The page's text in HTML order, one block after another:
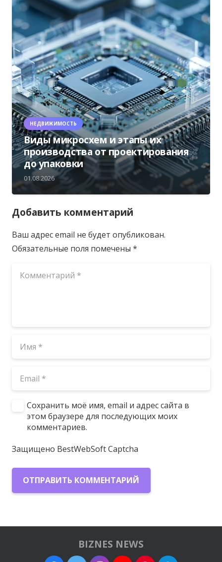
НЕДВИЖИМОСТЬ
Виды микросхем и этапы их
производства от проектирования
до упаковки
01.08.2026
Добавить комментарий
Ваш адрес email не будет опубликован.
Обязательные поля помечены *
Сохранить моё имя, email и адрес сайта в
этом браузере для последующих моих
комментариев.
Защищено BestWebSoft Captcha
ОТПРАВИТЬ КОММЕНТАРИЙ
BIZNES NEWS